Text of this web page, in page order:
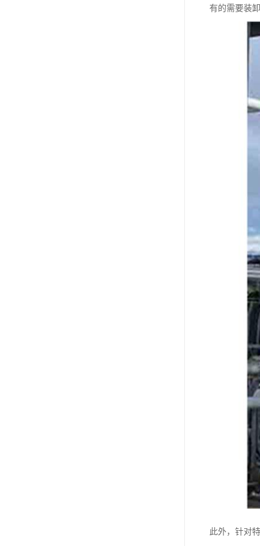
有的需要装
此外，针对